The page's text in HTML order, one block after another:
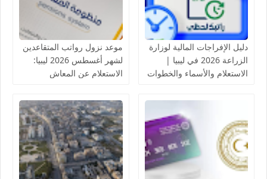
دليل الإفراجات المالية لوزارة
الزراعة 2026 في ليبيا |
الاستعلام والأسماء والخطوات
موعد نزول رواتب المتقاعدين
لشهر أغسطس 2026 ليبيا:
الاستعلام عن المعاش